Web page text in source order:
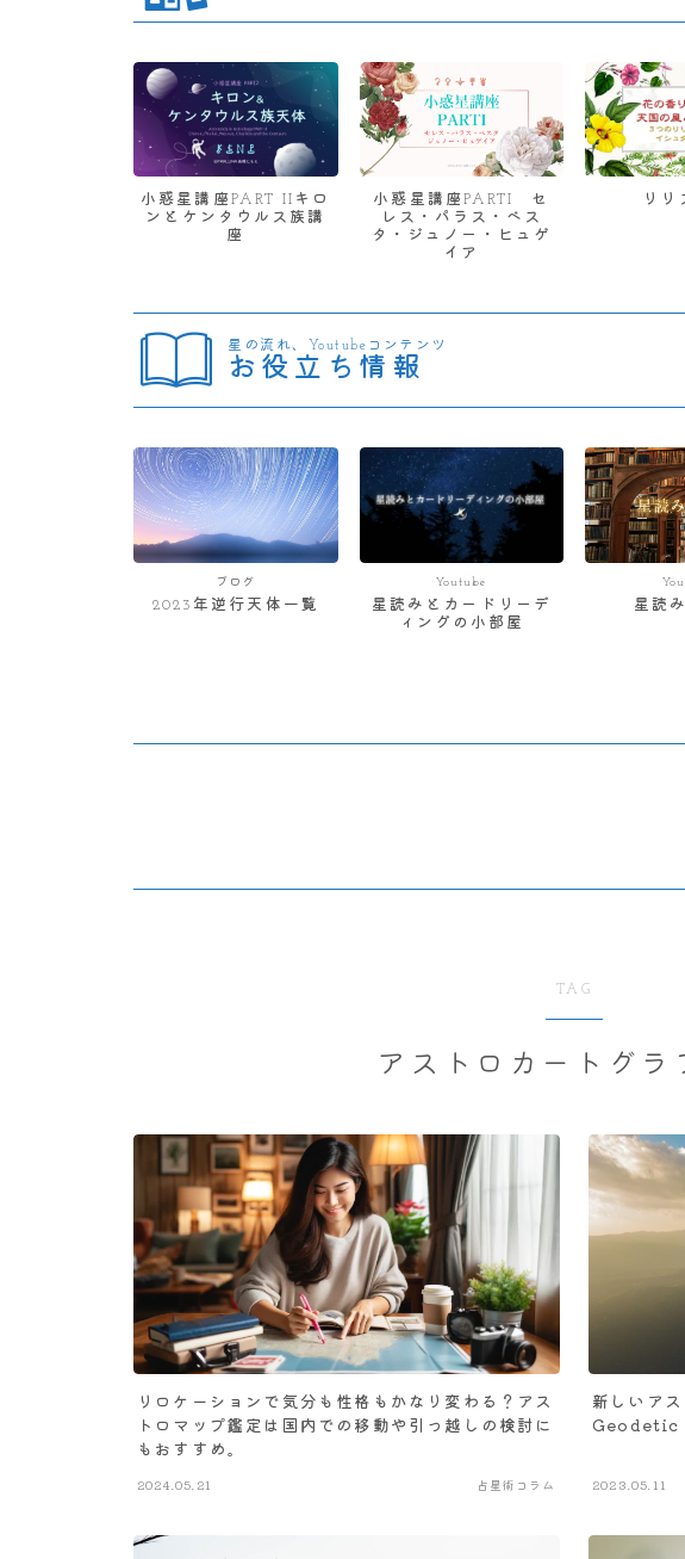
小惑星講座PART IIキロ
ンとケンタウルス族講
座
小惑星講座PARTI セ
レス・パラス・ベス
タ・ジュノー・ヒュゲ
イア
リリ
星の流れ、Youtubeコンテンツ
お役立ち情報
ブログ
2023年逆行天体一覧
Youtube
星読みとカードリーデ
ィングの小部屋
星読
TAG
アストロカートグラ
リロケーションで気分も性格もかなり変わる？アス
トロマップ鑑定は国内での移動や引っ越しの検討に
もおすすめ。
2024.05.21 占星術コラム
新しいア
Geodetic
2023.05.11